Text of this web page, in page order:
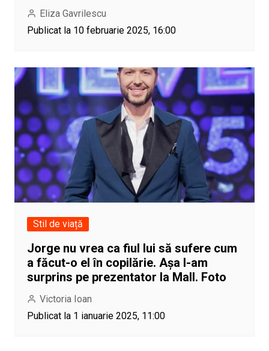
Eliza Gavrilescu
Publicat la 10 februarie 2025, 16:00
Stil de viață
Jorge nu vrea ca fiul lui să sufere cum
a făcut-o el în copilărie. Așa l-am
surprins pe prezentator la Mall. Foto
Victoria Ioan
Publicat la 1 ianuarie 2025, 11:00